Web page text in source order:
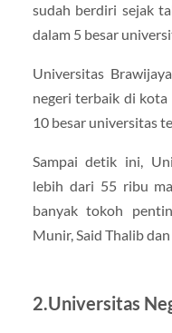
sudah berdiri sejak
dalam 5 besar
Universitas
negeri terbaik di
10 besar universitas
Sampai detik ini,
lebih dari 55 ribu
banyak tokoh
Munir, Said Thalib
2.Universitas